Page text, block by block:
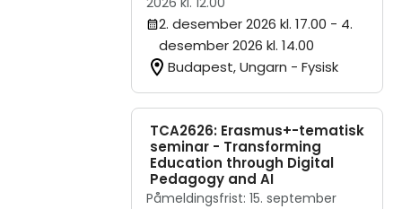
2. desember 2026 kl. 17.00 - 4.
desember 2026 kl. 14.00
Budapest, Ungarn - Fysisk
TCA2626: Erasmus+-tematisk
seminar - Transforming
Education through Digital
Pedagogy and AI
Påmeldingsfrist: 15. september